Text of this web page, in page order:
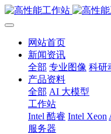
网站首页
新闻资讯
全部 专业图像 科研
产品资料
全部 AI 大模型
工作站
Intel 酷睿 Intel Xeon
服务器